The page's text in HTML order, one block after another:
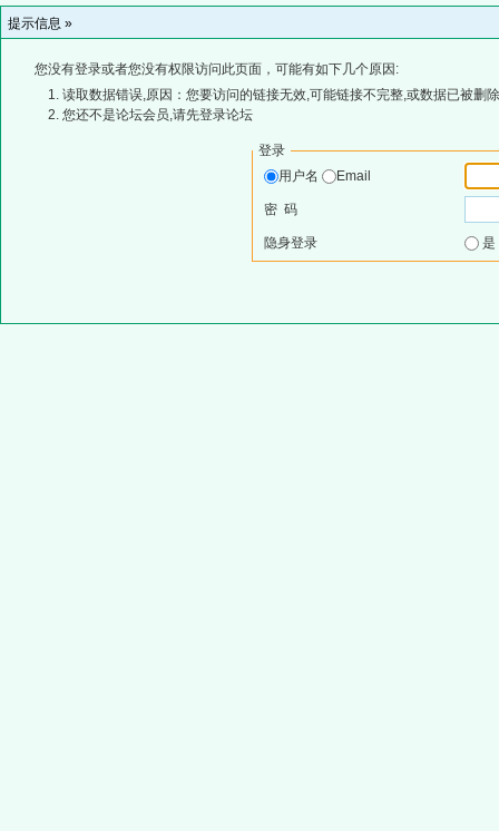
提示信息 »
您没有登录或者您没有权限访问此页面，可能有如下几个原因:
读取数据错误,原因：您要访问的链接无效,可能链接不完整,或数据已被删
您还不是论坛会员,请先登录论坛
登录
用户名
Email
密 码
隐身登录